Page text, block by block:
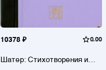
10378 ₽ 0.00
Шатер: Стихотворения и